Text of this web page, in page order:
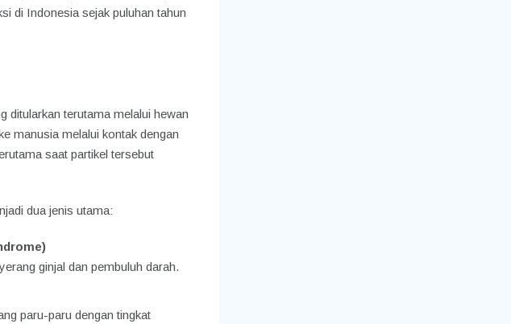
di Indonesia sejak puluhan tahun
ditularkan terutama melalui hewan
manusia melalui kontak dengan
saat partikel tersebut
dua jenis utama:
ginjal dan pembuluh darah.
paru-paru dengan tingkat